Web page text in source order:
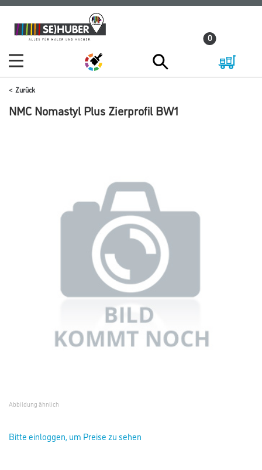
Zum
Inhalt
Zum
Navigationsmenü
0
Zurück
NMC Nomastyl Plus Zierprofil BW1
Abbildung ähnlich
Bitte einloggen, um Preise zu sehen